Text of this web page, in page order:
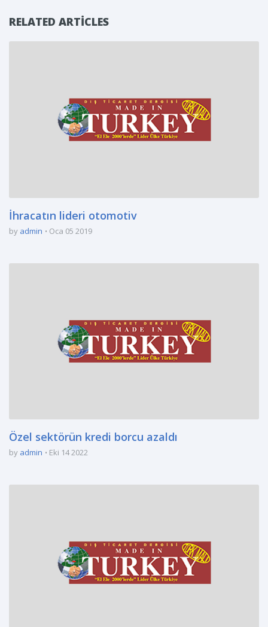
RELATED ARTICLES
İhracatın lideri otomotiv
by admin Oca 05 2019
Özel sektörün kredi borcu azaldı
by admin Eki 14 2022